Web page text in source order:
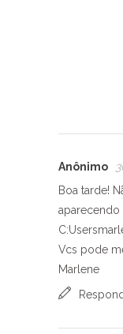
Anônimo
Boa tarde!
aparecendo
Vcs pode
Marlene